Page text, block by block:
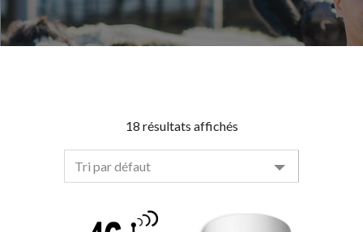
18 résultats affichés